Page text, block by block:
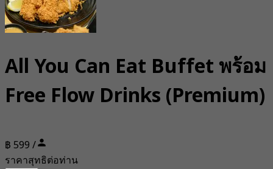
All You Can Eat Buffet พร้อม
Free Flow Drinks (Premium)
฿ 599 /
ราคาสุทธิต่อท่าน